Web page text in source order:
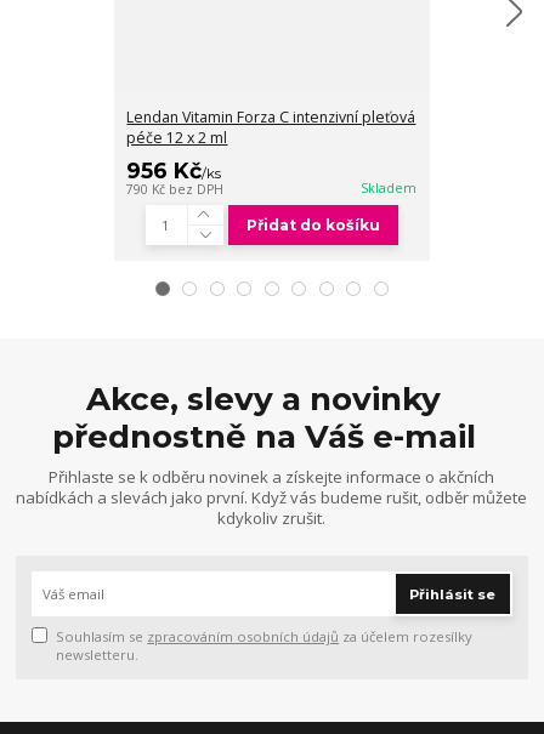
Lendan Vitamin Forza C intenzivní pleťová
péče 12 x 2 ml
956 Kč/ks
790 Kč bez DPH Skladem
Přidat do košíku
Akce, slevy a novinky
přednostně na Váš e-mail
Přihlaste se k odběru novinek a získejte informace o akčních
nabídkách a slevách jako první. Když vás budeme rušit, odběr můžete
kdykoliv zrušit.
Přihlásit se
Souhlasím se zpracováním osobních údajů za účelem rozesílky
newsletteru.